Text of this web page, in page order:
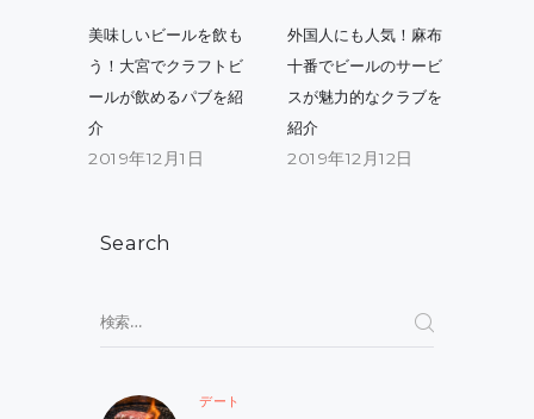
稿
ナ
ビ
ゲ
Previous
美味しいビールを飲も
う！大宮でクラフトビ
ールが飲めるパブを紹
介
2019年12月1日
Next
外国人にも人気！麻布
十番でビールのサービ
スが魅力的なクラブを
紹介
2019年12月12日
Search
検
索:
デート